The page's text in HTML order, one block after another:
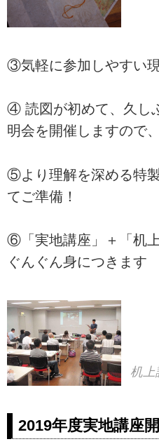
③気軽に参加しやすい
④ 読図が初めて、久し
明会を開催しますので
⑤より理解を深める特
てご準備！
⑥「実地講座」＋「机
ぐんぐん身につきます
机上
2019年度実地講座